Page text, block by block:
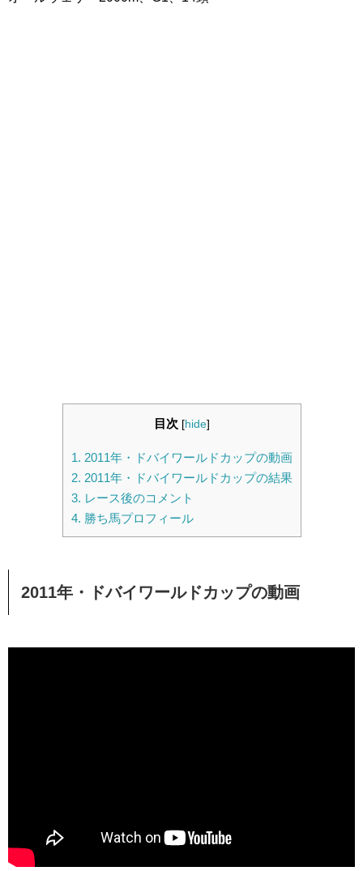
目次 [hide]
1. 2011年・ドバイワールドカップの動画
2. 2011年・ドバイワールドカップの結果
3. レース後のコメント
4. 勝ち馬プロフィール
2011年・ドバイワールドカップの動画